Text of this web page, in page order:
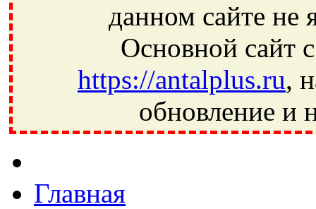
данном сайте не
Основной сайт
https://antalplus.ru,
обновление и
Ивантеевка, подшипники, пневматика, метизы, техника,
Главная